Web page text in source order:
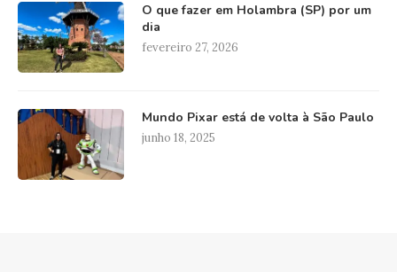
O que fazer em Holambra (SP) por um
dia
fevereiro 27, 2026
Mundo Pixar está de volta à São Paulo
junho 18, 2025